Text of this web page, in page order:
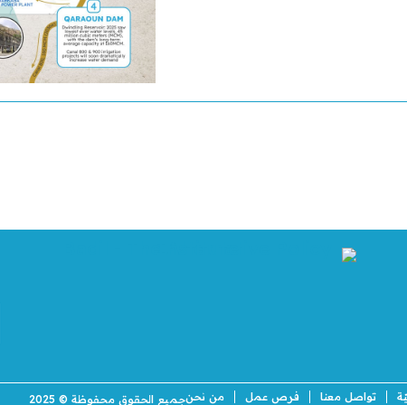
من نحن فرص عمل تواصل معنا جميع الحقوق محفوظة © 2025